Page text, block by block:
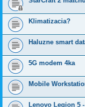
Klimatizacia?
Haluzne smart
5G modem 4ka
Mobile
Lenovo Legion 5